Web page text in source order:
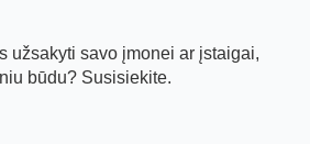
užsakyti savo įmonei ar įstaigai,
būdu? Susisiekite.